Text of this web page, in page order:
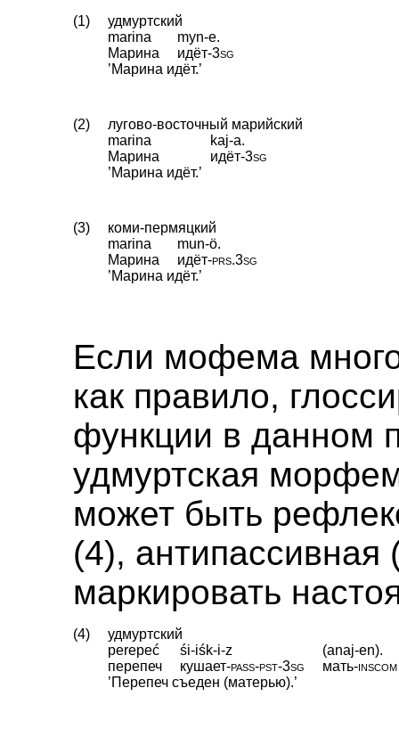
(1)
удмуртский
marina
myn-e.
Марина
идёт‑3sg
’Марина идёт.’
(2)
лугово-восточный марийский
marina
kaj-a.
Марина
идёт‑3sg
’Марина идёт.’
(3)
коми-пермяцкий
marina
mun-ö.
Марина
идёт‑prs.3sg
’Марина идёт.’
Если мофема
как правило,
функции в данном
удмуртская
может быть
(4), антипассивная
маркировать
(4)
удмуртский
perepeć
śi-iśk-i-z
(anaj-en).
перепеч
кушает‑pass‑pst‑3sg мать‑inscom
’Перепеч съеден (матерью).’